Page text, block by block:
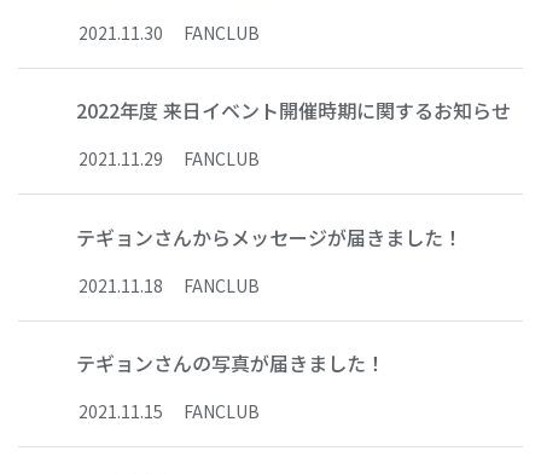
2021 .11 .30 FANCLUB
2022年度 来日イベント開催時期に関するお知らせ
2021.11.29 FANCLUB
テギョンさんからメッセージが届きました！
2021 .11 .18 FANCLUB
テギョンさんの写真が届きました！
2021.11.15 FANCLUB